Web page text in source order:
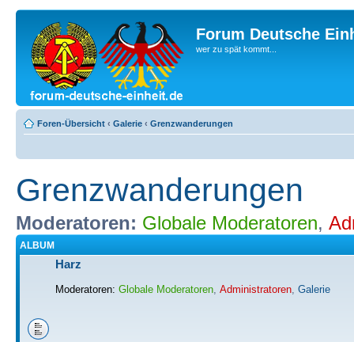
Forum Deutsche
wer zu spät kommt...
Foren-Übersicht ‹ Galerie ‹ Grenzwanderungen
Grenzwanderungen
Moderatoren: Globale Moderatoren,
ALBUM
Harz
Moderatoren: Globale Moderatoren, Administratoren, Galerie